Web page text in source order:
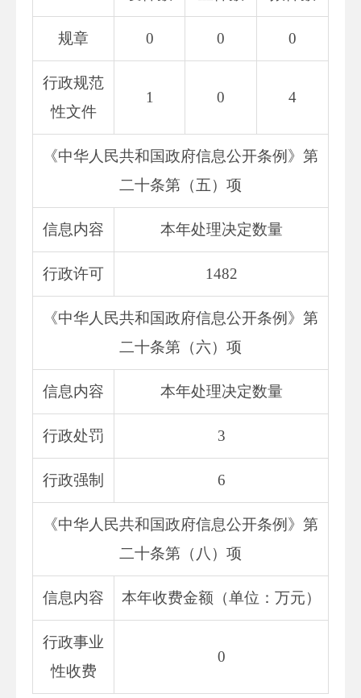
规章 0 0 0
行政规范
性文件
1 0 4
《中华人民共和国政府信息公开条例》第
二十条第（五）项
信息内容 本年处理决定数量
行政许可 1482
《中华人民共和国政府信息公开条例》第
二十条第（六）项
信息内容 本年处理决定数量
行政处罚 3
行政强制 6
《中华人民共和国政府信息公开条例》第
二十条第（八）项
信息内容 本年收费金额（单位：万元）
行政事业
性收费
0